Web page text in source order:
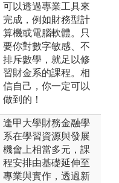
可以透過專業工具來
完成，例如財務型計
算機或電腦軟體。只
要你對數字敏感、不
排斥數學，就足以修
習財金系的課程。相
信自己，你一定可以
做到的！
逢甲大學財務金融學
系在學習資源與發展
機會上相當多元，課
程安排由基礎延伸至
專業與實作，透過新